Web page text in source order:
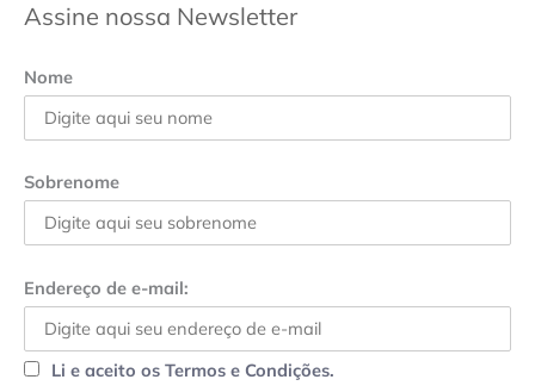
Assine nossa Newsletter
Nome
Sobrenome
Endereço de e-mail:
Li e aceito os Termos e Condições.